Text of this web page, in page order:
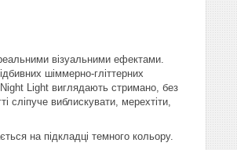
візуальними ефектами.
шіммерно-гліттерних
Night Light виглядають стримано, без
сліпуче виблискувати, мерехтіти,
на підкладці темного кольору.